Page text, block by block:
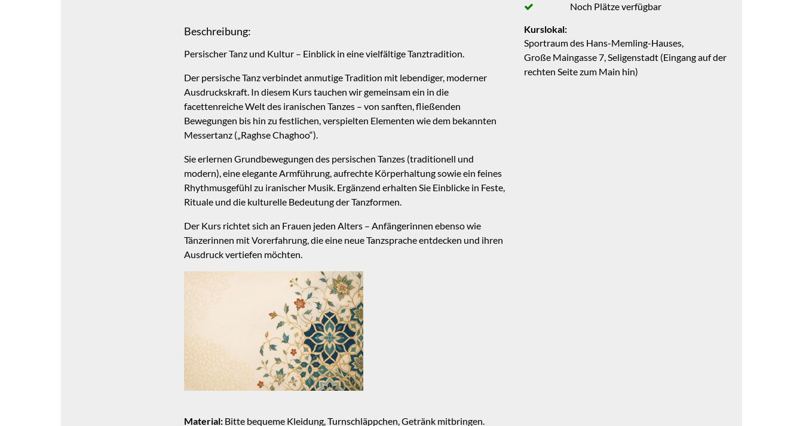
Noch Plätze verfügbar
Beschreibung:
Persischer Tanz und Kultur – Einblick in eine vielfältige Tanztradition.
Der persische Tanz verbindet anmutige Tradition mit lebendiger, moderner
Ausdruckskraft. In diesem Kurs tauchen wir gemeinsam ein in die
facettenreiche Welt des iranischen Tanzes – von sanften, fließenden
Bewegungen bis hin zu festlichen, verspielten Elementen wie dem bekannten
Messertanz („Raghse Chaghoo“).
Sie erlernen Grundbewegungen des persischen Tanzes (traditionell und
modern), eine elegante Armführung, aufrechte Körperhaltung sowie ein feines
Rhythmusgefühl zu iranischer Musik. Ergänzend erhalten Sie Einblicke in Feste,
Rituale und die kulturelle Bedeutung der Tanzformen.
Der Kurs richtet sich an Frauen jeden Alters – Anfängerinnen ebenso wie
Tänzerinnen mit Vorerfahrung, die eine neue Tanzsprache entdecken und ihren
Ausdruck vertiefen möchten.
Material:Bitte bequeme Kleidung, Turnschläppchen, Getränk mitbringen.
Kurslokal:
Sportraum des Hans-Memling-Hauses,
Große Maingasse 7, Seligenstadt (Eingang auf der
rechten Seite zum Main hin)